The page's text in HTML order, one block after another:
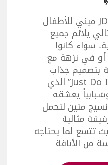
حقيبة الظهر برازيليا JDI ميني للأطفال
يلائم جميع
سواء كانوا
أو في نزهة مع
بتصميم جذاب
ومريح، مزينة بشعار “Just Do It” الذي
يعشقه
متين لتحمل
مثالية
تتسع لما يحتاجه
من الأناقة